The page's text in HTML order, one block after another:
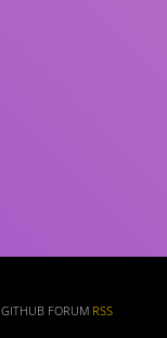
GITHUB FORUM RSS